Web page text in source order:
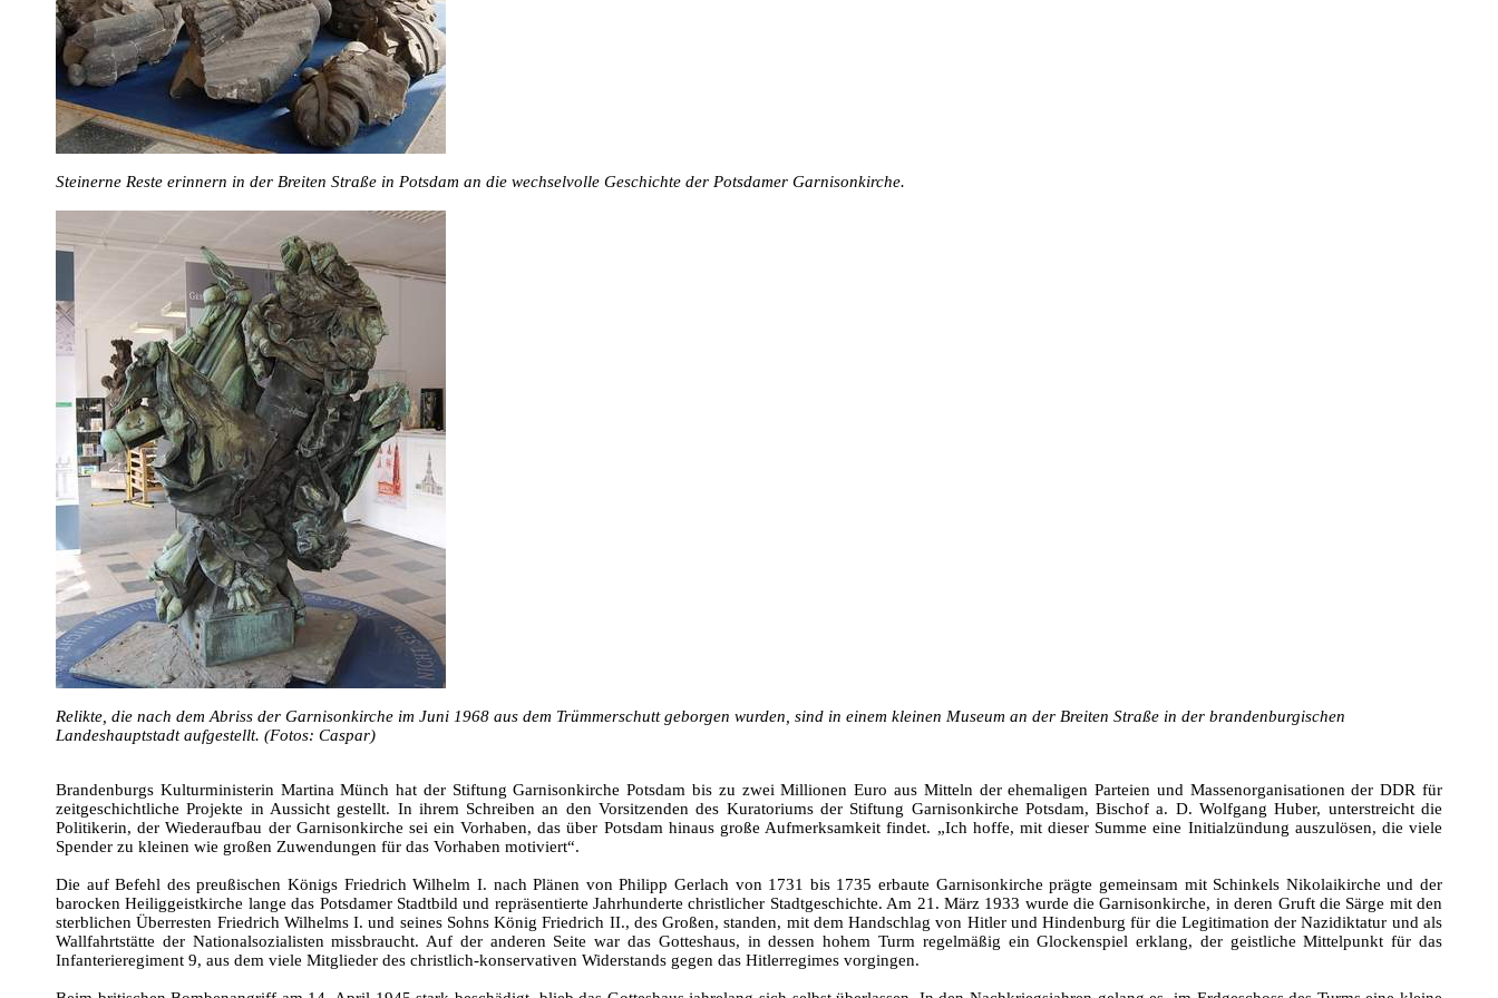
Steinerne Reste erinnern in der Breiten Straße in Potsdam an die wechselvolle Geschichte der Potsdamer Garnisonkirche.
Relikte, die nach dem Abriss der Garnisonkirche im Juni 1968 aus dem Trümmerschutt geborgen wurden, sind in einem kleinen Museum an der Breiten Straße in der brandenburgischen
Landeshauptstadt aufgestellt. (Fotos: Caspar)
Brandenburgs Kulturministerin Martina Münch hat der Stiftung Garnisonkirche Potsdam bis zu zwei Millionen Euro aus Mitteln der ehemaligen Parteien und Massenorganisationen der DDR für
zeitgeschichtliche Projekte in Aussicht gestellt. In ihrem Schreiben an den Vorsitzenden des Kuratoriums der Stiftung Garnisonkirche Potsdam, Bischof a. D. Wolfgang Huber, unterstreicht die
Politikerin, der Wiederaufbau der Garnisonkirche sei ein Vorhaben, das über Potsdam hinaus große Aufmerksamkeit findet. „Ich hoffe, mit dieser Summe eine Initialzündung auszulösen, die viele
Spender zu kleinen wie großen Zuwendungen für das Vorhaben motiviert“.
Die auf Befehl des preußischen Königs Friedrich Wilhelm I. nach Plänen von Philipp Gerlach von 1731 bis 1735 erbaute Garnisonkirche prägte gemeinsam mit Schinkels Nikolaikirche und der
barocken Heiliggeistkirche lange das Potsdamer Stadtbild und repräsentierte Jahrhunderte christlicher Stadtgeschichte. Am 21. März 1933 wurde die Garnisonkirche, in deren Gruft die Särge mit den
sterblichen Überresten Friedrich Wilhelms I. und seines Sohns König Friedrich II., des Großen, standen, mit dem Handschlag von Hitler und Hindenburg für die Legitimation der Nazidiktatur und als
Wallfahrtstätte der Nationalsozialisten missbraucht. Auf der anderen Seite war das Gotteshaus, in dessen hohem Turm regelmäßig ein Glockenspiel erklang, der geistliche Mittelpunkt für das
Infanterieregiment 9, aus dem viele Mitglieder des christlich-konservativen Widerstands gegen das Hitlerregimes vorgingen.